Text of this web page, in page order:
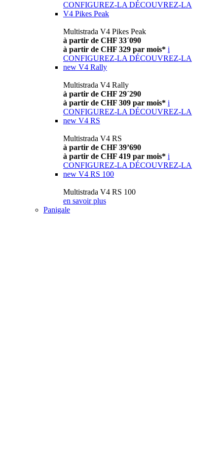
CONFIGUREZ-LA DÉCOUVREZ-LA
V4 Pikes Peak
Multistrada V4 Pikes Peak
à partir de CHF 33´090
à partir de CHF 329 par mois* i
CONFIGUREZ-LA DÉCOUVREZ-LA
new V4 Rally
Multistrada V4 Rally
à partir de CHF 29´290
à partir de CHF 309 par mois* i
CONFIGUREZ-LA DÉCOUVREZ-LA
new V4 RS
Multistrada V4 RS
à partir de CHF 39’690
à partir de CHF 419 par mois* i
CONFIGUREZ-LA DÉCOUVREZ-LA
new V4 RS 100
Multistrada V4 RS 100
en savoir plus
Panigale